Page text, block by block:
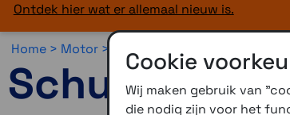
Ontdek hier wat er allemaal nieuw is.
Home > Motor >
Schuberth
Cookie
Wij maken gebruik van
die nodig zijn voor het